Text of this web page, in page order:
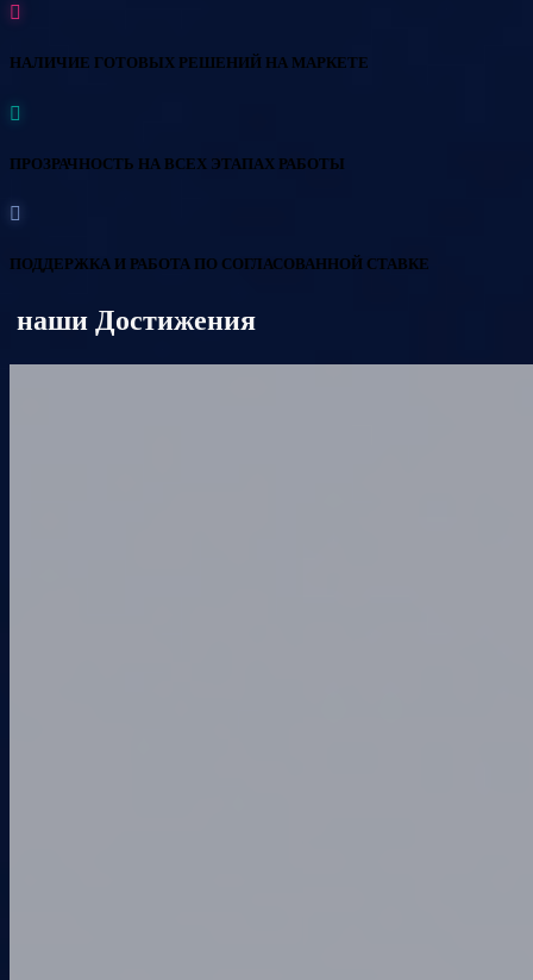
НАЛИЧИЕ ГОТОВЫХ РЕШЕНИЙ НА МАРКЕТЕ
ПРОЗРАЧНОСТЬ НА ВСЕХ ЭТАПАХ РАБОТЫ
ПОДДЕРЖКА И РАБОТА ПО СОГЛАСОВАННОЙ СТАВКЕ
наши Достижения